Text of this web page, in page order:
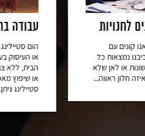
עבודה בהום סטיילינג
הום סטיילינג הינה הלבשת בתים
או העיסוק בעיצוב פנים של
הבית, ללא צורך הריסת קירות
או שיפוץ מאסיבי. מהות ההום